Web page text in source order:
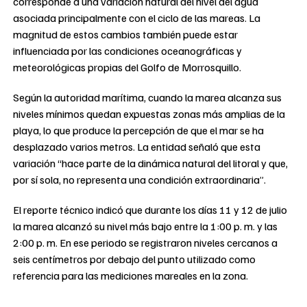
asociada principalmente con el ciclo de las mareas. La
magnitud de estos cambios también puede estar
influenciada por las condiciones oceanográficas y
meteorológicas propias del Golfo de Morrosquillo.
Según la autoridad marítima, cuando la marea alcanza sus
niveles mínimos quedan expuestas zonas más amplias de la
playa, lo que produce la percepción de que el mar se ha
desplazado varios metros. La entidad señaló que esta
variación “hace parte de la dinámica natural del litoral y que,
por sí sola, no representa una condición extraordinaria”.
El reporte técnico indicó que durante los días 11 y 12 de julio
la marea alcanzó su nivel más bajo entre la 1:00 p. m. y las
2:00 p. m. En ese periodo se registraron niveles cercanos a
seis centímetros por debajo del punto utilizado como
referencia para las mediciones mareales en la zona.